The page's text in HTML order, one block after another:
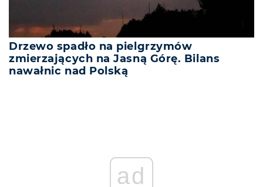
Drzewo spadło na pielgrzymów
zmierzających na Jasną Górę. Bilans
nawałnic nad Polską
ad